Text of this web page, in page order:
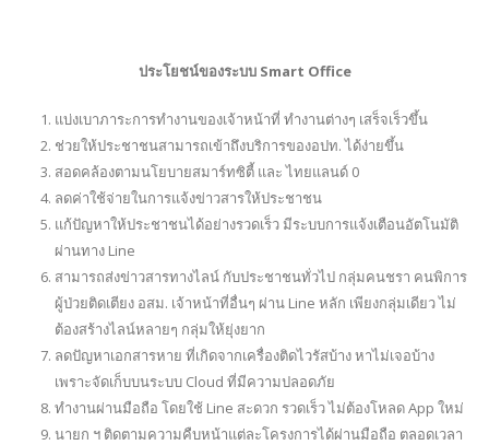
ประโยชน์ของระบบ Smart Office
แบ่งเบาภาระการทำงานของเจ้าหน้าที่ ทำงานต่างๆ เสร็จเร็วขึ้น
ช่วยให้ประชาชนสามารถเข้าถึงบริการของอปท. ได้ง่ายขึ้น
สอดคล้องตามนโยบายสมาร์ทซิตี้ และ ไทยแลนด์ 0
ลดค่าใช้จ่ายในการแจ้งข่าวสารให้ประชาชน
แก้ปัญหาให้ประชาชนได้อย่างรวดเร็ว มีระบบการแจ้งเตือนอัตโนมัติ
ผ่านทาง Line
สามารถส่งข่าวสารทางไลน์ กับประชาชนทั่วไป กลุ่มคนชรา คนพิการ
ผู้ป่วยติดเตียง อสม. เจ้าหน้าที่อื่นๆ ผ่าน Line หลัก เพียงกลุ่มเดียว ไม่
ต้องสร้างไลน์หลายๆ กลุ่มให้ยุ่งยาก
ลดปัญหาเอกสารหาย ที่เกิดจากเครื่องติดไวรัสบ้าง หาไม่เจอบ้าง
เพราะจัดเก็บบนระบบ Cloud ที่มีความปลอดภัย
ทำงานผ่านมือถือ โดยใช้ Line สะดวก รวดเร็ว ไม่ต้องโหลด App ใหม่
นายก ฯ ติดตามความคืบหน้าแต่ละโครงการได้ผ่านมือถือ ตลอดเวลา